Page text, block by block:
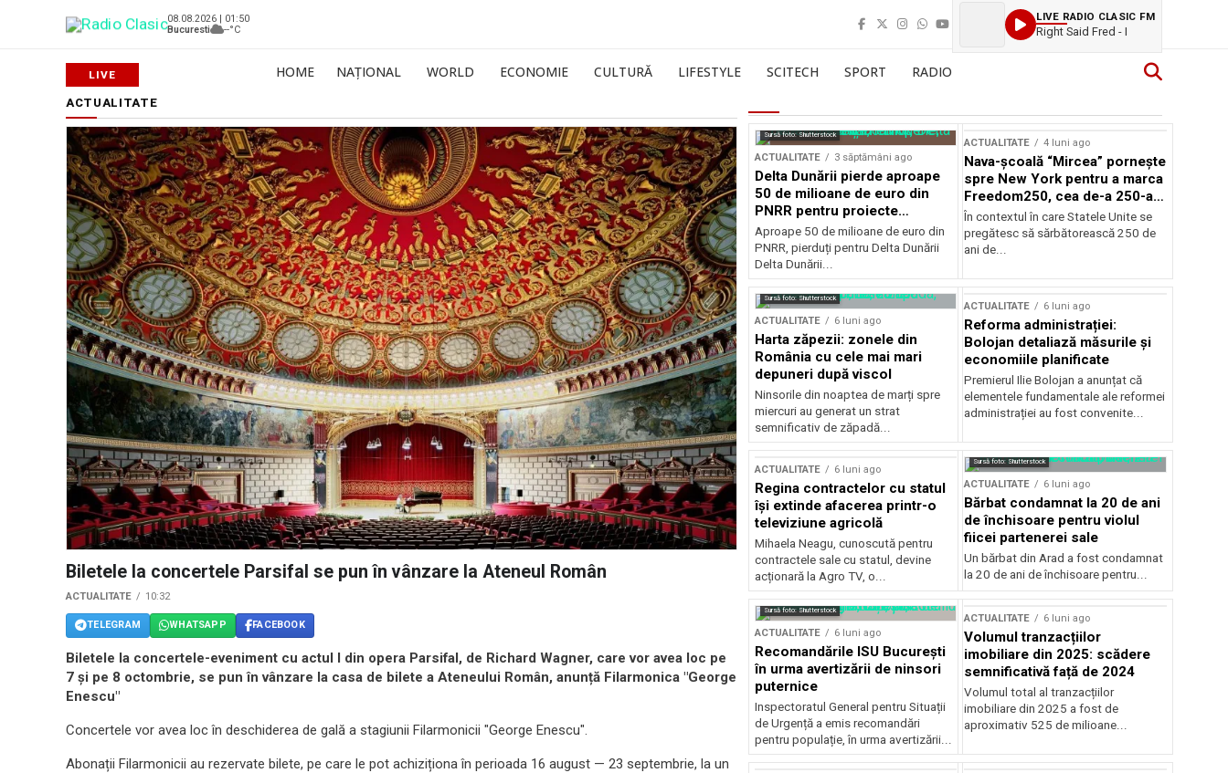
08.08.2026 | 01:50
Bucuresti
--°C
LIVE RADIO CLASIC FM
Right Said Fred - I
HOME NAȚIONAL WORLD ECONOMIE CULTURĂ LIFESTYLE SCITECH SPORT RADIO
ACTUALITATE
Biletele la concertele Parsifal se pun în vânzare la Ateneul Român
ACTUALITATE 10:32
TELEGRAM WHATSAPP FACEBOOK
Biletele la concertele-eveniment cu actul I din opera Parsifal, de Richard Wagner, care vor avea loc pe
7 și pe 8 octombrie, se pun în vânzare la casa de bilete a Ateneului Român, anunță Filarmonica "George
Enescu"
Concertele vor avea loc în deschiderea de gală a stagiunii Filarmonicii "George Enescu".
Abonații Filarmonicii au rezervate bilete, pe care le pot achiziționa în perioada 16 august — 23 septembrie, la un
Sursă foto: Shutterstock
ACTUALITATE 3 săptămâni ago
Delta Dunării pierde aproape
50 de milioane de euro din
PNRR pentru proiecte
esențiale
Aproape 50 de milioane de euro din
PNRR, pierduți pentru Delta Dunării
Delta Dunării...
ACTUALITATE 4 luni ago
Nava-școală “Mircea” pornește
spre New York pentru a marca
Freedom250, cea de-a 250-a
aniversare a Statelor Unite
În contextul în care Statele Unite se
pregătesc să sărbătorească 250 de
ani de...
Sursă foto: Shutterstock
ACTUALITATE 6 luni ago
Harta zăpezii: zonele din
România cu cele mai mari
depuneri după viscol
Ninsorile din noaptea de marți spre
miercuri au generat un strat
semnificativ de zăpadă...
ACTUALITATE 6 luni ago
Reforma administrației:
Bolojan detaliază măsurile și
economiile planificate
Premierul Ilie Bolojan a anunțat că
elementele fundamentale ale reformei
administrației au fost convenite...
ACTUALITATE 6 luni ago
Regina contractelor cu statul
își extinde afacerea printr-o
televiziune agricolă
Mihaela Neagu, cunoscută pentru
contractele sale cu statul, devine
acționară la Agro TV, o...
Sursă foto: Shutterstock
ACTUALITATE 6 luni ago
Bărbat condamnat la 20 de ani
de închisoare pentru violul
fiicei partenerei sale
Un bărbat din Arad a fost condamnat
la 20 de ani de închisoare pentru...
Sursă foto: Shutterstock
ACTUALITATE 6 luni ago
Recomandările ISU București
în urma avertizării de ninsori
puternice
Inspectoratul General pentru Situații
de Urgență a emis recomandări
pentru populație, în urma avertizării...
ACTUALITATE 6 luni ago
Volumul tranzacțiilor
imobiliare din 2025: scădere
semnificativă față de 2024
Volumul total al tranzacțiilor
imobiliare din 2025 a fost de
aproximativ 525 de milioane...